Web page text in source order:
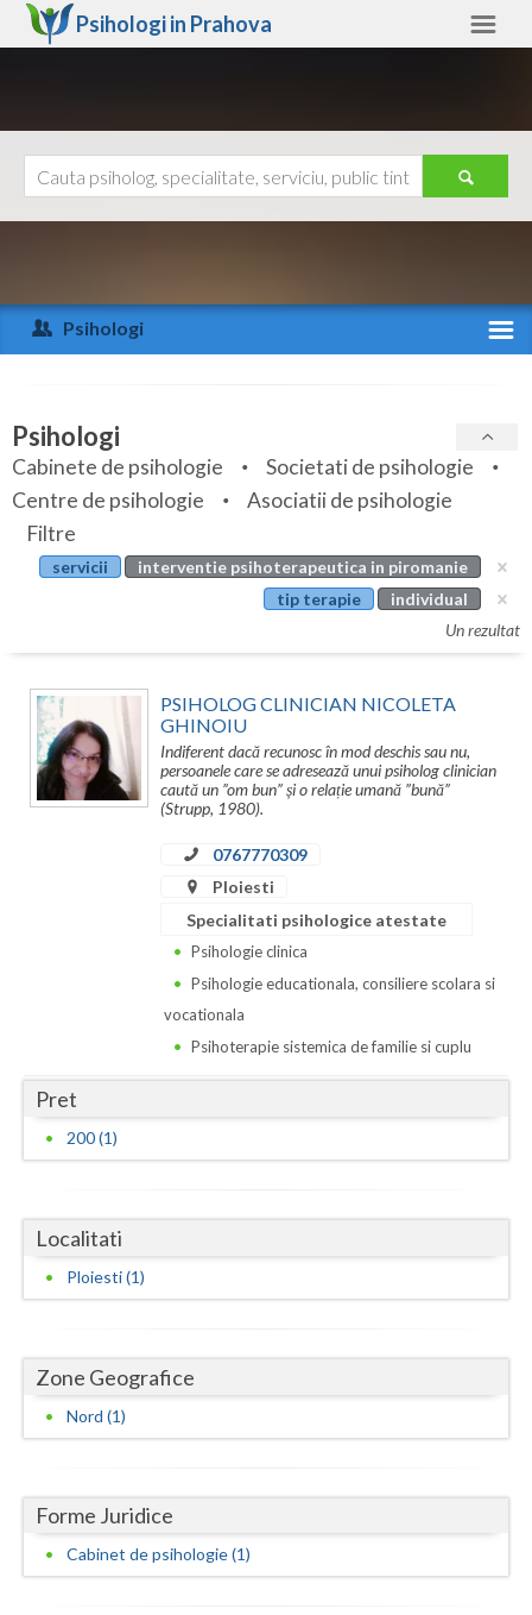
Psihologi in Prahova
Arad
Arges
Bihor
Bistrita-Nasaud
Botosani
Bucuresti
Buzau
Calarasi
Galati
Giurgiu
Harghita
Ialomita
Iasi
Maramures
Mehedinti
Ajutor
Psihologi
Specialitati
Servicii
Articole
Evenimente
Psihologi
Cabinete de psihologie
Societati de psihologie
Centre de psihologie
Asociatii de psihologie
Filtre
servicii
interventie psihoterapeutica in piromanie
tip terapie
individual
Un rezultat
PSIHOLOG CLINICIAN NICOLETA
GHINOIU
Indiferent dacă recunosc în mod deschis sau nu,
persoanele care se adresează unui psiholog clinician
caută un ”om bun” și o relație umană ”bună”
(Strupp, 1980).
0767770309
Ploiesti
Specialitati psihologice atestate
Psihologie clinica
Psihologie educationala, consiliere scolara si
vocationala
Psihoterapie sistemica de familie si cuplu
Pret
200 (1)
Localitati
Ploiesti (1)
Zone Geografice
Nord (1)
Forme Juridice
Cabinet de psihologie (1)